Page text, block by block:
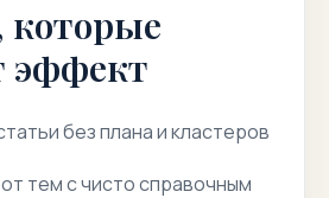
эффект
без плана и кластеров
тем с чисто справочным